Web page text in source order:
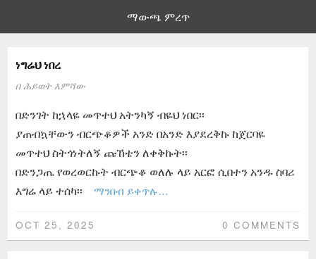
ማውጫ ምረጥ
ነግሬህ ነበረ
በ ሕይወት እምሻው
በድንገት ከኋላዬ መጥተህ አትንካኝ ብዬህ ነበር፡፡
ያጠብኳቸውን ብርጭቆዎች አንድ በአንድ እያደረቅኩ ከጀርባዬ
መጥተህ ስትጎነትለኝ ጩኸቴን ለቀቅኩት፡፡
በድንጋጤ የወረወርኩት ብርጭቆ ወለሉ ላይ አርፎ ሲበተን አንዱ ስባሪ
እግሬ ላይ ተሰካ፡፡
ማንበብ ይቀጥሉ…
OCT 25, 2025 0 COMMENTS